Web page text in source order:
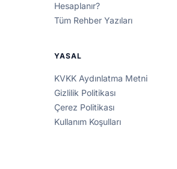
Hesaplanır?
Tüm Rehber Yazıları
YASAL
KVKK Aydınlatma Metni
Gizlilik Politikası
Çerez Politikası
Kullanım Koşulları